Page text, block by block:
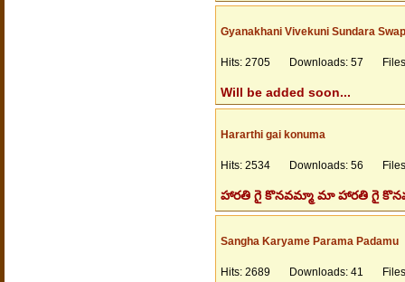
Gyanakhani Vivekuni Sundara
Hits: 2705 Downloads: 57
Will be added soon...
Hararthi gai konuma
Hits: 2534 Downloads: 56
హారతి గై కొనవమ్మా మా హారతి గై
Sangha Karyame Parama Padamu
Hits: 2689 Downloads: 41